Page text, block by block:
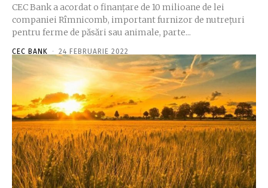
CEC Bank a acordat o finanţare de 10 milioane de lei
companiei Rîmnicomb, important furnizor de nutreţuri
pentru ferme de păsări sau animale, parte...
CEC BANK - 24 FEBRUARIE 2022